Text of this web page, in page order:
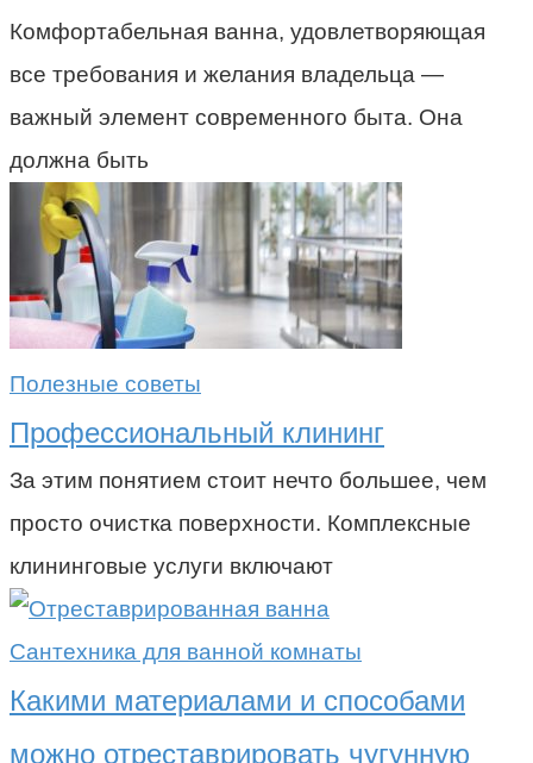
Комфортабельная ванна, удовлетворяющая
все требования и желания владельца —
важный элемент современного быта. Она
должна быть
Полезные советы
Профессиональный клининг
За этим понятием стоит нечто большее, чем
просто очистка поверхности. Комплексные
клининговые услуги включают
Сантехника для ванной комнаты
Какими материалами и способами
можно отреставрировать чугунную